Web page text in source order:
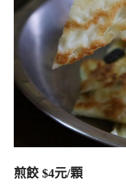
煎餃 $4元/顆